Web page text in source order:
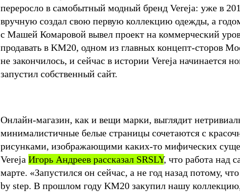
переросло в самобытный модный бренд Vereja: уже в
вручную создал свою первую коллекцию одежды, а
с Машей Комаровой вывел проект на коммерческий
продавать в KM20, одном из главных концепт-сторов
не закончилось, и сейчас в истории Vereja начинается
запустил собственный сайт.
Онлайн-магазин, как и вещи марки, выглядит
минималистичные белые страницы сочетаются с
рисунками, изображающими каких-то мифических
Vereja Игорь Андреев рассказал SRSLY, что работа над
марте. «Запустился он сейчас, а не год назад потому,
by step. В прошлом году KM20 закупил нашу